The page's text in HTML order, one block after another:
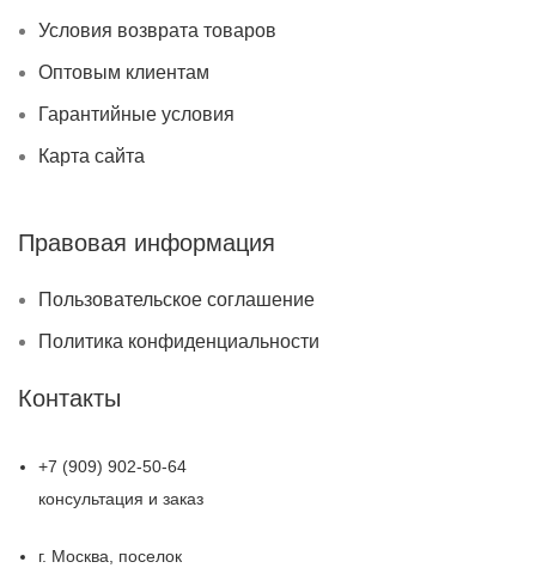
Условия возврата товаров
Оптовым клиентам
Гарантийные условия
Карта сайта
Правовая информация
Пользовательское соглашение
Политика конфиденциальности
Контакты
+7 (909) 902-50-64
консультация и заказ
г. Москва, поселок